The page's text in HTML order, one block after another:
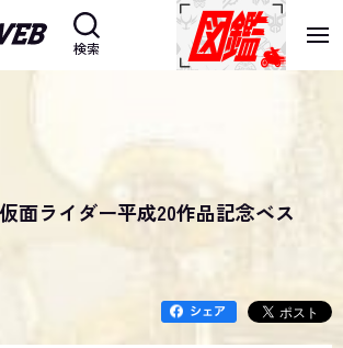
検索
面ライダー平成20作品記念ベス